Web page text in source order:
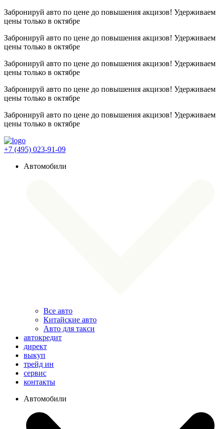
Забронируй авто по цене до повышения акцизов! Удерживаем
цены только в октябре
Забронируй авто по цене до повышения акцизов! Удерживаем
цены только в октябре
Забронируй авто по цене до повышения акцизов! Удерживаем
цены только в октябре
Забронируй авто по цене до повышения акцизов! Удерживаем
цены только в октябре
Забронируй авто по цене до повышения акцизов! Удерживаем
цены только в октябре
+7 (495) 023-91-09
Автомобили
Все авто
Китайские авто
Авто для такси
автокредит
директ
выкуп
трейд ин
сервис
контакты
Автомобили